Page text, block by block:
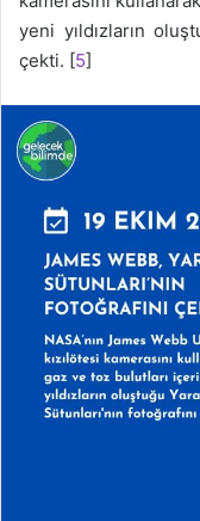
yeni yıldızların
çekti. [5]